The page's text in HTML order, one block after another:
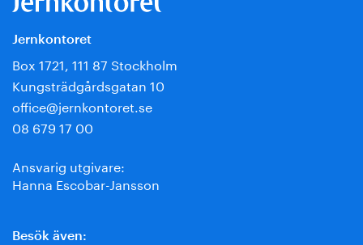
Jernkontoret
Box 1721, 111 87 Stockholm
Kungsträdgårdsgatan 10
office@jernkontoret.se
08 679 17 00
Ansvarig utgivare:
Hanna Escobar-Jansson
Besök även: